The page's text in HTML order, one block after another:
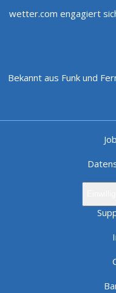
wetter.com engagiert
Bekannt aus Funk und